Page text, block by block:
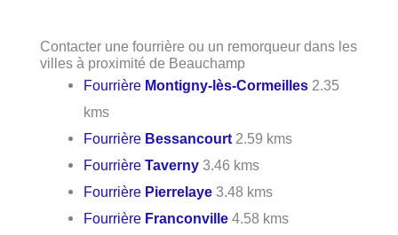
Contacter une fourrière ou un remorqueur dans les
villes à proximité de Beauchamp
Fourrière Montigny-lès-Cormeilles 2.35
kms
Fourrière Bessancourt 2.59 kms
FourrièreTaverny 3.46 kms
Fourrière Pierrelaye 3.48 kms
Fourrière Franconville 4.58 kms